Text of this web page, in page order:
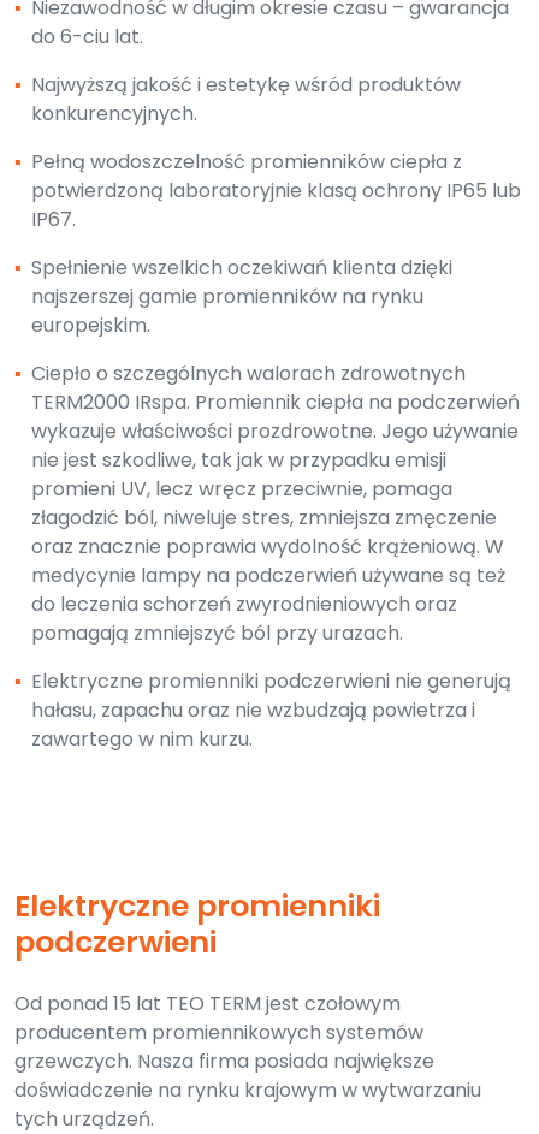
▪ Niezawodność w długim okresie czasu – gwarancja
do 6-ciu lat.
▪ Najwyższą jakość i estetykę wśród produktów
konkurencyjnych.
▪ Pełną wodoszczelność promienników ciepła z
potwierdzoną laboratoryjnie klasą ochrony IP65 lub
IP67.
▪ Spełnienie wszelkich oczekiwań klienta dzięki
najszerszej gamie promienników na rynku
europejskim.
▪ Ciepło o szczególnych walorach zdrowotnych
TERM2000 IRspa. Promiennik ciepła na podczerwień
wykazuje właściwości prozdrowotne. Jego używanie
nie jest szkodliwe, tak jak w przypadku emisji
promieni UV, lecz wręcz przeciwnie, pomaga
złagodzić ból, niweluje stres, zmniejsza zmęczenie
oraz znacznie poprawia wydolność krążeniową. W
medycynie lampy na podczerwień używane są też
do leczenia schorzeń zwyrodnieniowych oraz
pomagają zmniejszyć ból przy urazach.
▪ Elektryczne promienniki podczerwieni nie generują
hałasu, zapachu oraz nie wzbudzają powietrza i
zawartego w nim kurzu.
Elektryczne promienniki
podczerwieni
Od ponad 15 lat TEO TERM jest czołowym
producentem promiennikowych systemów
grzewczych. Nasza firma posiada największe
doświadczenie na rynku krajowym w wytwarzaniu
tych urządzeń.